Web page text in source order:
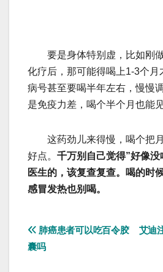
要是身体特别虚，比如刚做
化疗后，那可能得喝上1-3个月
病号甚至要喝半年左右，慢慢
是免疫力差，喝个半个月也能见
这药劲儿来得慢，喝个把月
好点。 千万别自己觉得”好像
医生的，该复查复查。喝的时
感冒发热也别喝。
文
章
艾迪
肺癌患者可以吃百令胶
囊吗